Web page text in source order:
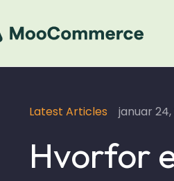
Latest Articles januar
Hvorfor